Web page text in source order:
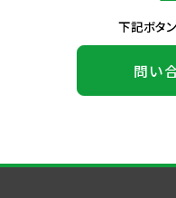
下記ボタ
問い